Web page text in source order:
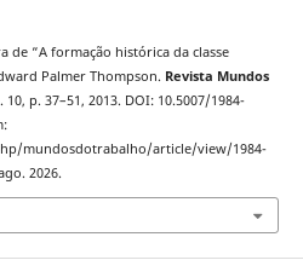
de “A formação histórica da classe
Palmer Thompson. Revista Mundos
p. 37–51, 2013. DOI: 10.5007/1984-
mundosdotrabalho/article/view/1984-
2026.